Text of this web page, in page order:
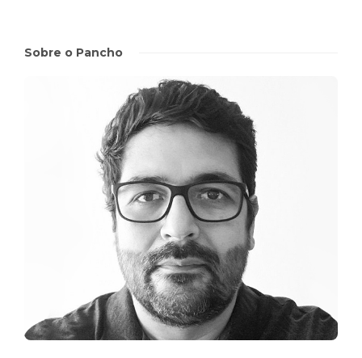
Sobre o Pancho